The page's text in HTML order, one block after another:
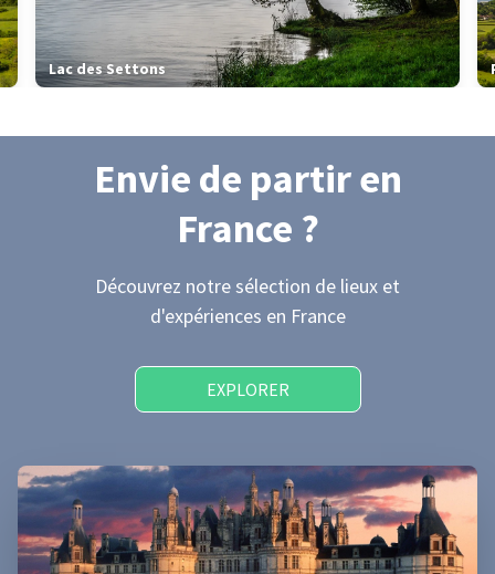
Lac des Settons
Envie de partiren
France ?
Découvrez notre sélection de lieux et
d'expériences en France
EXPLORER